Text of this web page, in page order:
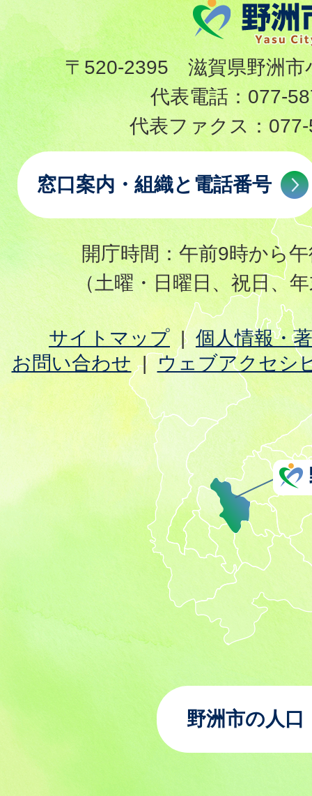
〒520-2395 滋賀県野洲市
代表電話： 077-
代表ファクス：
窓口案内・組織と電話番号
開庁時間：午前9時から
（土曜・日曜日、祝日、
サイトマップ
個人情報・
お問い合わせ
ウェブアクセシ
野洲市の人口